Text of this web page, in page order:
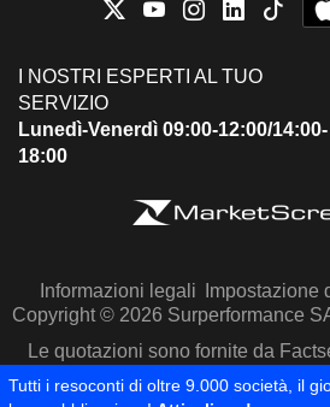
I NOSTRI ESPERTI AL TUO
SERVIZIO
Lunedì-Venerdì 09:00-12:00/14:00-
18:00
Informazioni legali Impostazione
Copyright © 2026 Surperformance
Le quotazioni sono fornite da
Capital IQ
Tutti i resoconti di oltre 9.000 società, il